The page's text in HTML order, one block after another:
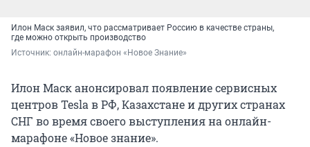
Илон Маск заявил, что рассматривает Россию в качестве страны,
где можно открыть производство
Источник: онлайн-марафон «Новое Знание»
Илон Маск анонсировал появление сервисных
центров Tesla в РФ, Казахстане и других странах
СНГ во время своего выступления на онлайн-
марафоне «Новое знание».